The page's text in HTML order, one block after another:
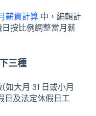
薪資計算 中，編輯計
按比例調整當月薪
三種
如大月 31 日或小月
日及法定休假日工